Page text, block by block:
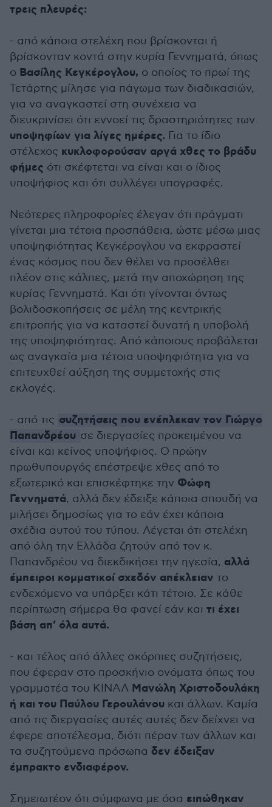
τρεις πλευρές:
- από κάποια στελέχη που βρίσκονται ή
βρίσκονταν κοντά στην κυρία Γεννηματά, όπως
ο Βασίλης Κεγκέρογλου, ο οποίος το πρωί της
Τετάρτης μίλησε για πάγωμα των διαδικασιών,
για να αναγκαστεί στη συνέχεια να
διευκρινίσει ότι εννοεί τις δραστηριότητες των
υποψηφίων για λίγες ημέρες. Για το ίδιο
στέλεχος κυκλοφορούσαν αργά χθες το βράδυ
φήμες ότι σκέφτεται να είναι και ο ίδιος
υποψήφιος και ότι συλλέγει υπογραφές.
Νεότερες πληροφορίες έλεγαν ότι πράγματι
γίνεται μια τέτοια προσπάθεια, ώστε μέσω μιας
υποψηφιότητας Κεγκέρογλου να εκφραστεί
ένας κόσμος που δεν θέλει να προσέλθει
πλέον στις κάλπες, μετά την αποχώρηση της
κυρίας Γεννηματά. Και ότι γίνονται όντως
βολιδοσκοπήσεις σε μέλη της κεντρικής
επιτροπής για να καταστεί δυνατή η υποβολή
της υποψηφιότητας. Από κάποιους προβάλεται
ως αναγκαία μια τέτοια υποψηφιότητα για να
επιτευχθεί αύξηση της συμμετοχής στις
εκλογές.
- από τις συζητήσεις που ενέπλεκαν τον Γιώργο
Παπανδρέου σε διεργασίες προκειμένου να
είναι και κείνος υποψήφιος. Ο πρώην
πρωθυπουργός επέστρεψε χθες από το
εξωτερικό και επισκέφτηκε την Φώφη
Γεννηματά, αλλά δεν έδειξε κάποια σπουδή να
μιλήσει δημοσίως για το εάν έχει κάποια
σχέδια αυτού του τύπου. Λέγεται ότι στελέχη
από όλη την Ελλάδα ζητούν από τον κ.
Παπανδρέου να διεκδικήσει την ηγεσία, αλλά
έμπειροι κομματικοί σχεδόν απέκλειαν το
ενδεχόμενο να υπάρξει κάτι τέτοιο. Σε κάθε
περίπτωση σήμερα θα φανεί εάν και τι έχει
βάση απ’ όλα αυτά.
- και τέλος από άλλες σκόρπιες συζητήσεις,
που έφεραν στο προσκήνιο ονόματα όπως του
γραμματέα του ΚΙΝΑΛ Μανώλη Χριστοδουλάκη
ή και του Παύλου Γερουλάνου και άλλων. Καμία
από τις διεργασίες αυτές αυτές δεν δείχνει να
έφερε αποτέλεσμα, διότι πέραν των άλλων και
τα συζητούμενα πρόσωπα δεν έδειξαν
έμπρακτο ενδιαφέρον.
Σημειωτέον ότι σύμφωνα με όσα ειπώθηκαν